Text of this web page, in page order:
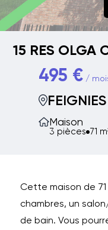
15 RES OLGA
495 €/
FEIGNIES
Maison
3 pièces 71
Cette maison de
chambres, un
de bain. Vous